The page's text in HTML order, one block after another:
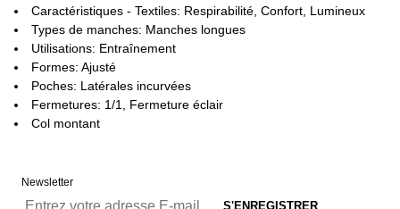
Caractéristiques - Textiles: Respirabilité, Confort, Lumineux
Types de manches: Manches longues
Utilisations: Entraînement
Formes: Ajusté
Poches: Latérales incurvées
Fermetures: 1/1, Fermeture éclair
Col montant
Newsletter